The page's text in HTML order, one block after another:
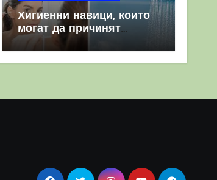
Хигиенни навици, които
могат да причинят
повече вреда, отколкото